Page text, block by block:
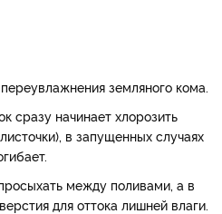
земляного кома.
сразу начинает хлорозить
в запущенных случаях
между поливами, а в
для оттока лишней влаги.